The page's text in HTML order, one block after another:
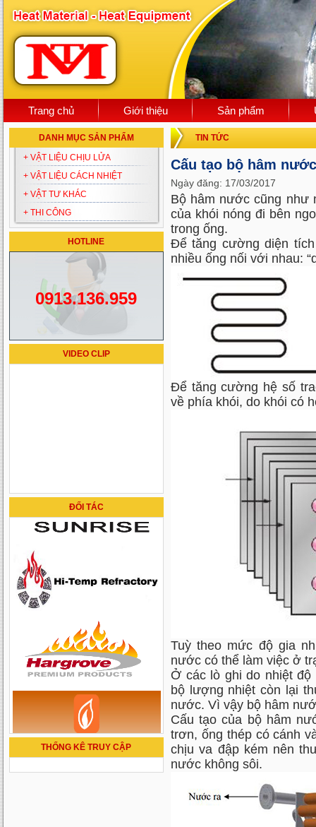
Trang chủ Giới thiệu Sản phẩm
DANH MỤC SẢN PHẨM
+ VẬT LIỆU CHỊU LỬA
+ VẬT LIỆU CÁCH NHIỆT
+ VẬT TƯ KHÁC
+ THI CÔNG
HOTLINE
0913.136.959
VIDEO CLIP
ĐỐI TÁC
THỐNG KÊ TRUY CẬP
TIN TỨC
Cấu tạo bộ hâm
Ngày đăng: 17/03/2017
Bộ hâm nước cũng như
của khói nóng đi bên
trong ống.
Để tăng cường diện
nhiều ống nối với nhau:
Để tăng cường hệ số
về phía khói, do khói có
Tuỳ theo mức độ gia
nước có thể làm việc ở
Ở các lò ghi do nhiệt
bộ lượng nhiệt còn lại
nước. Vì vậy bộ hâm
Cấu tạo của bộ hâm
trơn, ống thép có cánh
chịu va đập kém nên
nước không sôi.